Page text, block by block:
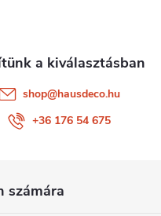
számára
shop@hausdeco.hu
+36 176 54 675